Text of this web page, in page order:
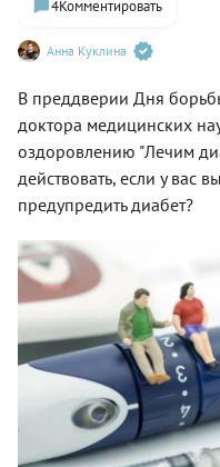
Анна Куклина
4Комментировать
В преддверии Дня
доктора медицинских
оздоровлению "Лечим
действовать, если у вас
предупредить диабет?